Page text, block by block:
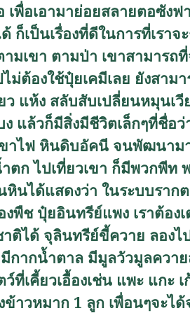
เพื่อเอามาย่อยสลายตอซั
เป็นเรื่องที่ดีในการที่เรา
มเขา ตามป่า เขาสามารถ
ม่ต้องใช้ปุ๋ยเคมีเลย ยังสาม
ว แห้ง สลับสับเปลี่ยนหมุน
แล้วก็มีสิ่งมีชีวิตเล็กๆที่ชื่อ
าไฟ หินดิบอัคนี จนพัฒนาม
น้ำตก ไปเที่ยวเขา ก็มีพว
ได้แสดงว่า ในระบบราก
งพืช ปุ๋ยอินทรีย์แพง เราต้อ
ติได้ จุลินทรีย์ขี้ควาย ลอง
กากน้ำตาล มีมูลวัวมูลควา
ที่เคี้ยวเอื้องเช่น แพะ แกะ
าวหมาก 1 ลูก เพื่อนๆจะ